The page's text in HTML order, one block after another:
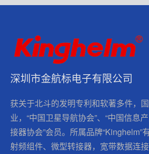
深圳市金航标电子有限公司
获关于北斗的发明专利和软著多件，
业，“中国卫星导航协会”、“中国信息
接器协会”会员。所属品牌“Kinghelm”
射频组件、微型转接器，宽带数据连